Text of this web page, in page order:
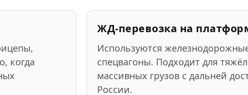
когда
ЖД-перевозка на
Используются
спецвагоны. Подходит для
массивных грузов с дальней
России.